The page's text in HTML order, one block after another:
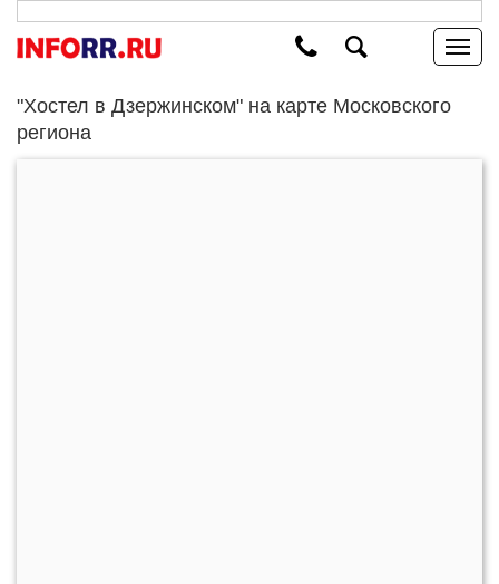
"Хостел в Дзержинском" на карте Московского
региона